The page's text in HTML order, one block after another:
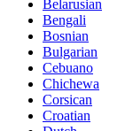
Belarusian
Bengali
Bosnian
Bulgarian
Cebuano
Chichewa
Corsican
Croatian